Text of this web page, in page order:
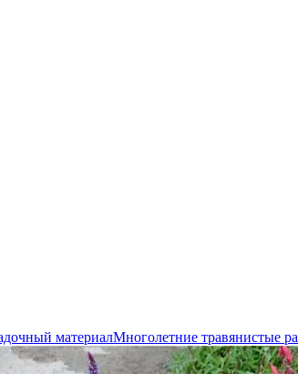
материалМноголетние травянистые